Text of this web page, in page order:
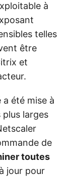
à
telles
être
et
a été mise à
larges
de
toutes
jour pour